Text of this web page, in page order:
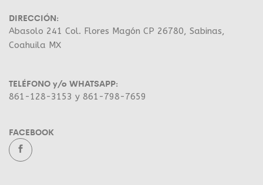
DIRECCIÓN:
Abasolo 241 Col. Flores Magón CP 26780, Sabinas,
Coahuila MX
TELÉFONO y/o WHATSAPP:
861-128-3153 y 861-798-7659
FACEBOOK